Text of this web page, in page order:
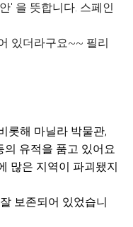
' 을 뜻합니다. 스페인
있더라구요~~ 필리
롯해 마닐라 박물관,
의 유적을 품고 있어요
많은 지역이 파괴됐지
보존되어 있었습니